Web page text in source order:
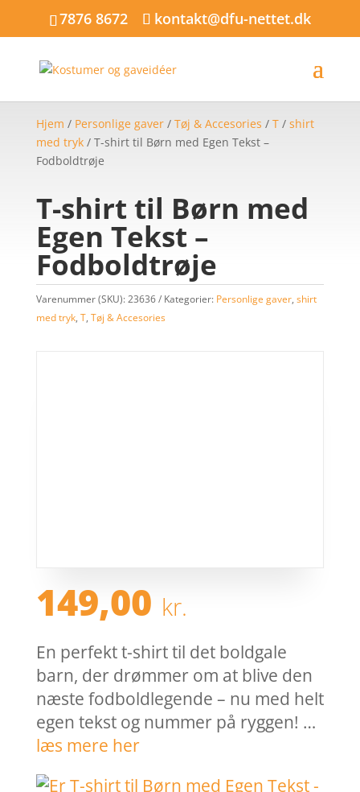
7876 8672 kontakt@dfu-nettet.dk
Hjem / Personlige gaver/ Tøj & Accesories / T/ shirt
med tryk/ T-shirt til Børn med Egen Tekst –
Fodboldtrøje
T-shirt til Børn med
Egen Tekst –
Fodboldtrøje
Varenummer (SKU):23636 Kategorier: Personlige gaver, shirt
med tryk, T, Tøj & Accesories
149,00 kr.
En perfekt t-shirt til det boldgale
barn, der drømmer om at blive den
næste fodboldlegende – nu med helt
egen tekst og nummer på ryggen! …
læs mere her